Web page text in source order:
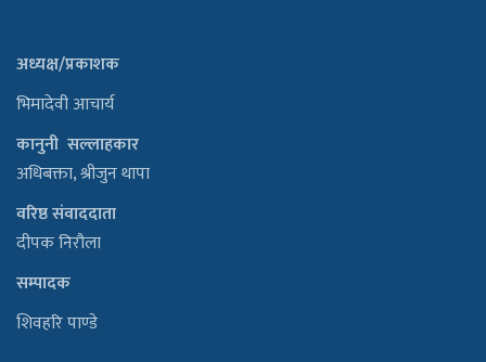
अध्यक्ष/प्रकाशक
भिमादेवी आचार्य
कानुनी सल्लाहकार
अधिबक्ता, श्रीजुन थापा
वरिष्ठ संवाददाता
दीपक निरौला
सम्पादक
शिवहरि पाण्डे